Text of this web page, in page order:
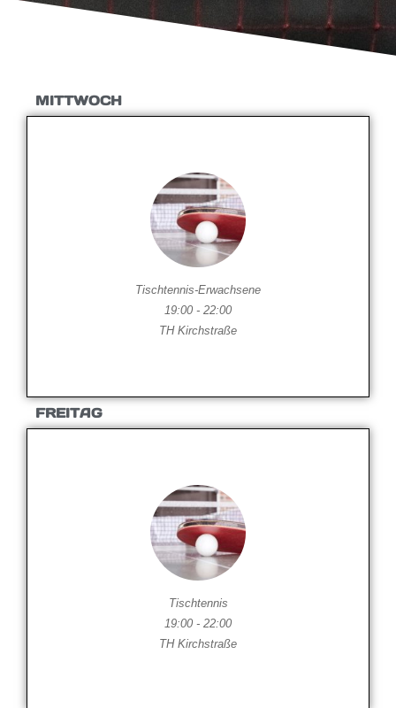
MITTWOCH
Tischtennis-Erwachsene
19:00 - 22:00
TH Kirchstraße
FREITAG
Tischtennis
19:00 - 22:00
TH Kirchstraße